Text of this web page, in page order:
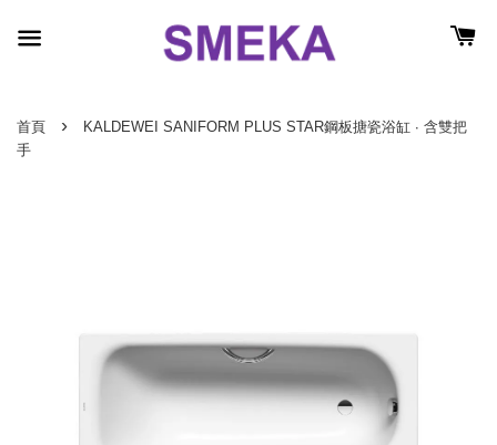
首頁 ›
KALDEWEI SANIFORM PLUS STAR鋼板搪瓷浴缸 ∙ 含雙把
手